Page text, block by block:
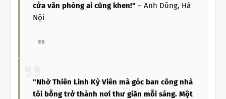
cửa văn phòng ai cũng khen!" – Anh Dũng, Hà
Nội
"Nhờ Thiên Linh Kỳ Viên mà góc ban công nhà
tôi bỗng trở thành nơi thư giãn mỗi sáng. Một